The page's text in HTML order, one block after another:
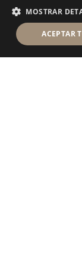
MOSTRAR
ACEPTAR